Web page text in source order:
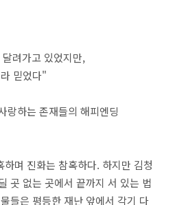
려가고 있었지만,
믿었다"
랑하는 존재들의 해피엔딩
며 진화는 참혹하다. 하지만 김청
곳 없는 곳에서 끝까지 서 있는 법
들은 평등한 재난 앞에서 각기 다